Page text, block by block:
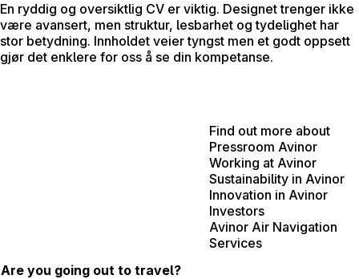
En ryddig og oversiktlig CV er viktig. Designet trenger ikke
være avansert, men struktur, lesbarhet og tydelighet har
stor betydning. Innholdet veier tyngst men et godt oppsett
gjør det enklere for oss å se din kompetanse.
Find out more about
Pressroom Avinor
Working at Avinor
Sustainability in Avinor
Innovation in Avinor
Investors
Avinor Air Navigation
Services
Are you going out to travel?